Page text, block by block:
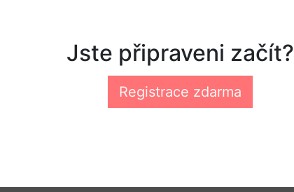
Jste připraveni začít?
Registrace zdarma